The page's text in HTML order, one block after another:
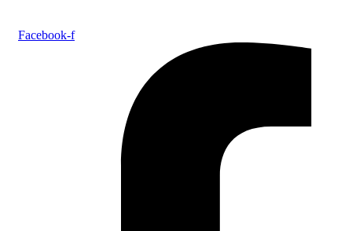
Facebook-f